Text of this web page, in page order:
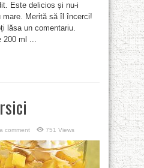
Este delicios și nu-i
Merită să îl încerci!
lăsa un comentariu.
200 ml ...
comment 751 Views